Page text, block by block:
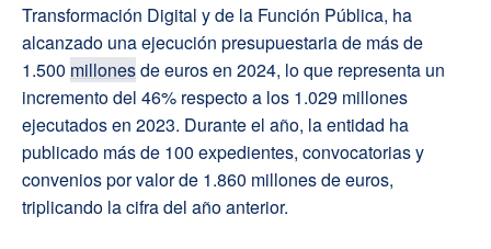
Transformación Digital y de la Función Pública, ha
alcanzado una ejecución presupuestaria de más de
1.500 millonesde euros en 2024, lo que representa un
incremento del 46% respecto a los 1.029 millones
ejecutados en 2023. Durante el año, la entidad ha
publicado más de 100 expedientes, convocatorias y
convenios por valor de 1.860 millones de euros,
triplicando la cifra del año anterior.